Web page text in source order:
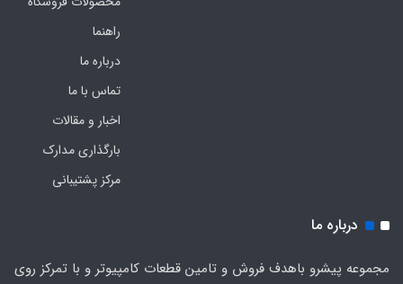
راهنما
درباره ما
تماس با ما
اخبار و مقالات
بارگذاری مدارک
مرکز پشتیبانی
درباره ما
مجموعه پیشرو باهدف فروش و تامین قطعات کامپیوتر و با تمرکز روی